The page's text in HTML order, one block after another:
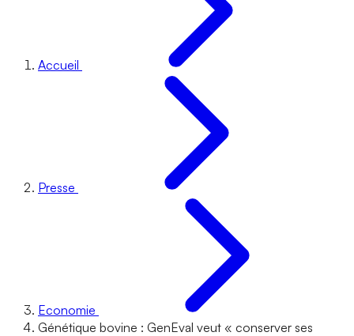
Accueil
Presse
Economie
Génétique bovine : GenEval veut « conserver ses